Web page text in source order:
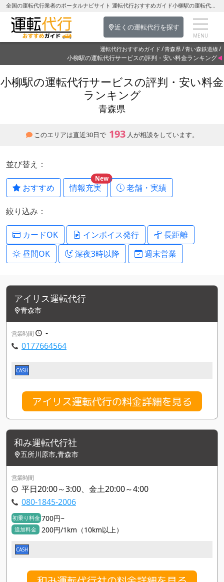
全国の運転代行業者のポータルナビサイト 運転代行おすすめガイド小柳駅の運転代行を探す-青森県の運転代行
近くの運転代行を探す
運転代行おすすめガイド 青森県 青い森鉄道線
小柳駅の運転代行サービスの評判・安い料金ランキング
小柳駅の運転代行サービスの評判・安い料金
ランキング
青森県
このエリアは直近30日で 193 人が相談をしています。
並び替え：
おすすめ 情報充実
New
老舗・実績
絞り込み：
カードOK インボイス発行
長距離
昼間OK
深夜3時以降 週末営業
アイリス運転代行
青森市
営業時間
-
0177664564
CASH
アイリス運転代行の料金詳細を見る
和み運転代行社
五所川原市,青森市
営業時間
平日20:00～3:00、金土20:00～4:00
080-1845-2006
初乗り料金 700円~
追加料金 200円/1km（10km以上）
CASH